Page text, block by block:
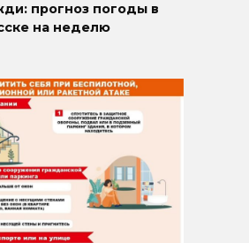
прогноз погоды в
на неделю